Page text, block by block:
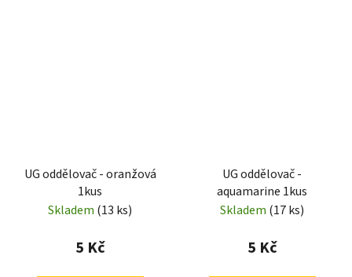
UG oddělovač - oranžová
1kus
Skladem (13 ks)
5 Kč
UG oddělovač -
aquamarine 1kus
Skladem (17 ks)
5 Kč